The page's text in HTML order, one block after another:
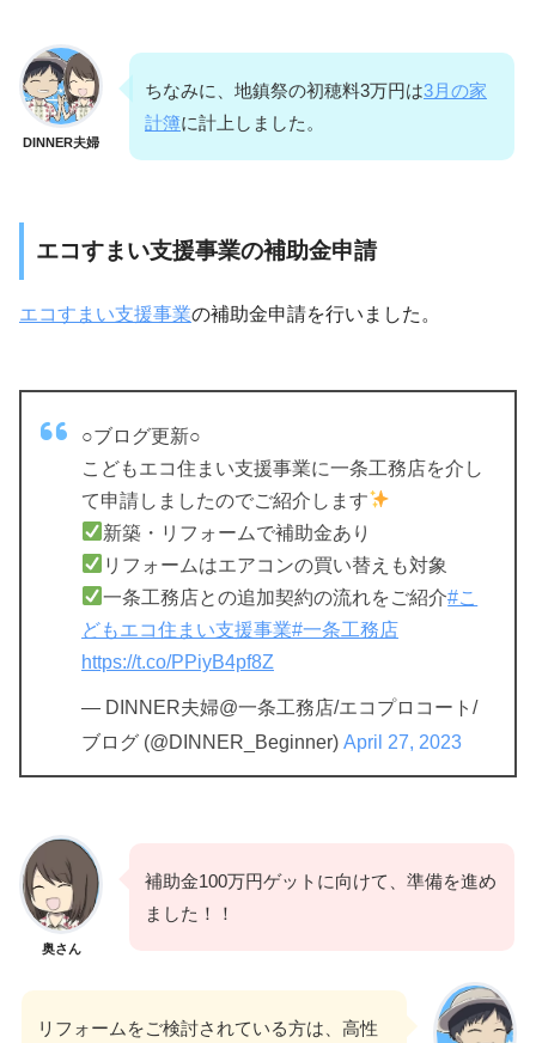
DINNER夫婦
ちなみに、地鎮祭の初穂料3万円は3月の家
計簿に計上しました。
エコすまい支援事業の補助金申請
エコすまい支援事業の補助金申請を行いました。
○ブログ更新○
こどもエコ住まい支援事業に一条工務店を介し
て申請しましたのでご紹介します
新築・リフォームで補助金あり
リフォームはエアコンの買い替えも対象
一条工務店との追加契約の流れをご紹介#こ
どもエコ住まい支援事業#一条工務店
https://t.co/PPiyB4pf8Z
— DINNER夫婦@一条工務店/エコプロコート/
ブログ (@DINNER_Beginner) April 27, 2023
奥さん
補助金100万円ゲットに向けて、準備を進め
ました！！
リフォームをご検討されている方は、高性